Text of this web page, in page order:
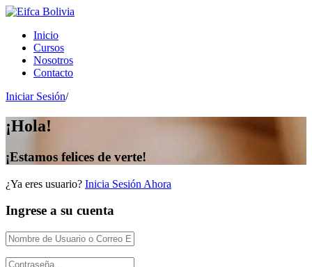
Inicio
Cursos
Nosotros
Contacto
Iniciar Sesión/
¡Hola!
¡Estamos felices de verte!
¿Ya eres usuario? Inicia Sesión Ahora
Ingrese a su cuenta